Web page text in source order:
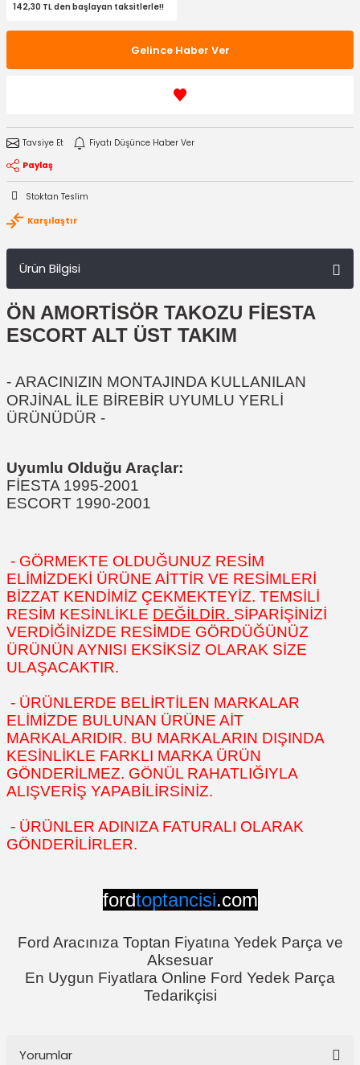
142,30 TL den başlayan taksitlerle!!
Gelince Haber Ver
Tavsiye Et
Fiyatı Düşünce Haber Ver
Paylaş
Stoktan Teslim
Karşılaştır
Ürün Bilgisi
ÖN AMORTİSÖR TAKOZU FİESTA
ESCORT ALT ÜST TAKIM
- ARACINIZIN MONTAJINDA KULLANILAN
ORJİNAL İLE BİREBİR UYUMLU YERLİ
ÜRÜNÜDÜR -
Uyumlu Olduğu Araçlar:
FİESTA 1995-2001
ESCORT 1990-2001
- GÖRMEKTE OLDUĞUNUZ RESİM
ELİMİZDEKİ ÜRÜNE AİTTİR VE RESİMLERİ
BİZZAT KENDİMİZ ÇEKMEKTEYİZ. TEMSİLİ
RESİM KESİNLİKLE DEĞİLDİR. SİPARİŞİNİZİ
VERDİĞİNİZDE RESİMDE GÖRDÜĞÜNÜZ
ÜRÜNÜN AYNISI EKSİKSİZ OLARAK SİZE
ULAŞACAKTIR.
- ÜRÜNLERDE BELİRTİLEN MARKALAR
ELİMİZDE BULUNAN ÜRÜNE AİT
MARKALARIDIR. BU MARKALARIN DIŞINDA
KESİNLİKLE FARKLI MARKA ÜRÜN
GÖNDERİLMEZ. GÖNÜL RAHATLIĞIYLA
ALIŞVERİŞ YAPABİLİRSİNİZ.
- ÜRÜNLER ADINIZA FATURALI OLARAK
GÖNDERİLİRLER.
fordtoptancisi.com
Ford Aracınıza Toptan Fiyatına Yedek Parça ve
Aksesuar
En Uygun Fiyatlara Online Ford Yedek Parça
Tedarikçisi
Yorumlar